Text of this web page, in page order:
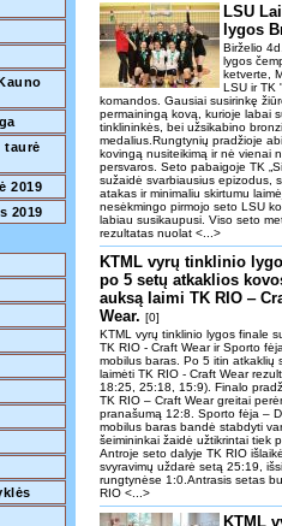
taurė
2019
2019
LSU
lygos
Birželio
lygos
ketverte,
LSU ir TK
komandos. Gausiai susirinkę
permainingą kovą, kurioje labai
tinklininkės, bei užsikabino
medalius.Rungtynių pradžioje
kovingą nusiteikimą ir nė vienai
persvaros. Seto pabaigoje TK
sužaidė svarbiausius epizodus,
atakas ir minimaliu skirtumu
nesėkmingo pirmojo seto LSU
labiau susikaupusi. Viso seto
rezultatas nuolat <...>
KTML vyrų tinklinio
po 5 setų atkaklios
auksą laimi TK RIO ‒
Wear. [0]
KTML vyrų tinklinio lygos finale
TK RIO - Craft Wear ir Sporto
mobilus baras. Po 5 itin atkaklių
laimėti TK RIO - Craft Wear
18:25, 25:18, 15:9). Finalo
TK RIO – Craft Wear greitai
pranašumą 12:8. Sporto fėja –
mobilus baras bandė stabdyti
šeimininkai žaidė užtikrintai tiek
Antroje seto dalyje TK RIO
svyravimų uždarė setą 25:19,
rungtynėse 1:0.Antrasis setas
RIO <...>
KTML